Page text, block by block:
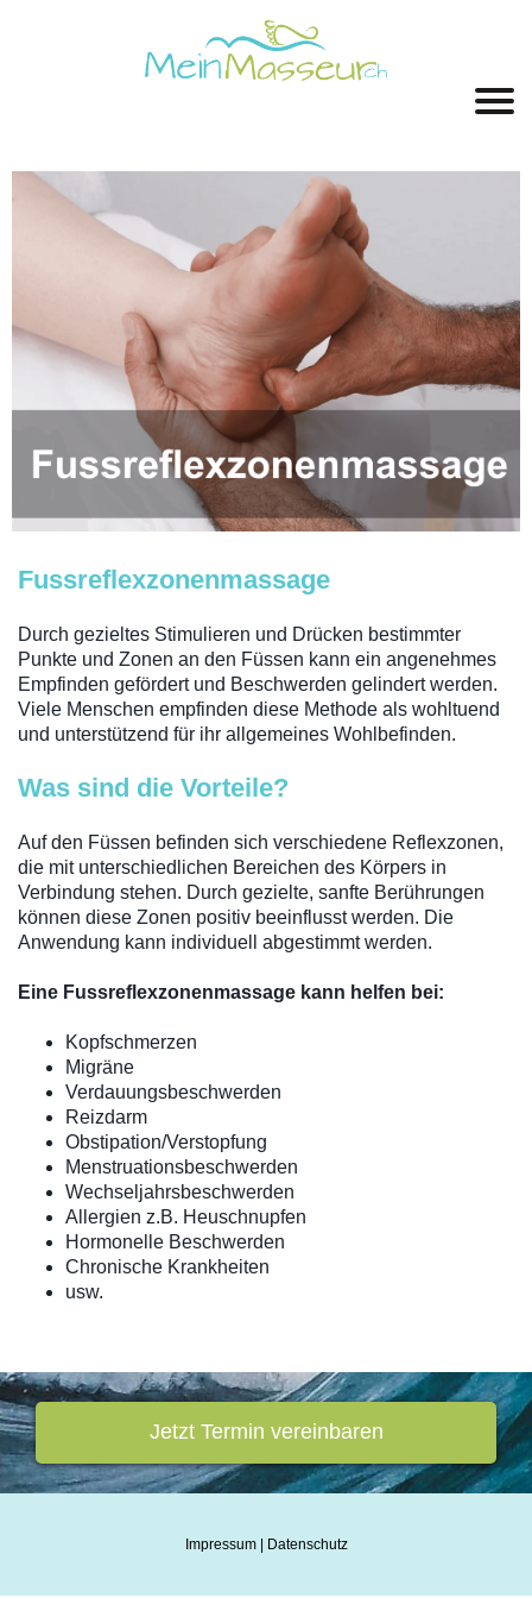
Fussreflexzonenmassage
Durch gezieltes Stimulieren und Drücken bestimmter
Punkte und Zonen an den Füssen kann ein angenehmes
Empfinden gefördert und Beschwerden gelindert werden.
Viele Menschen empfinden diese Methode als wohltuend
und unterstützend für ihr allgemeines Wohlbefinden.
Was sind die Vorteile?
Auf den Füssen befinden sich verschiedene Reflexzonen,
die mit unterschiedlichen Bereichen des Körpers in
Verbindung stehen. Durch gezielte, sanfte Berührungen
können diese Zonen positiv beeinflusst werden. Die
Anwendung kann individuell abgestimmt werden.
Eine Fussreflexzonenmassage kann helfen bei:
Kopfschmerzen
Migräne
Verdauungsbeschwerden
Reizdarm
Obstipation/Verstopfung
Menstruationsbeschwerden
Wechseljahrsbeschwerden
Allergien z.B. Heuschnupfen
Hormonelle Beschwerden
Chronische Krankheiten
usw.
Jetzt Termin vereinbaren
Impressum | Datenschutz